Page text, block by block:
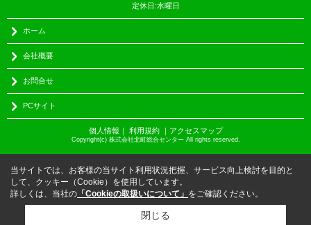
定休日:水曜日
ホーム
会社概要
お問合せ
PCサイト
個人情報 ｜ 利用規約｜ アクセスマップ
Copyright(c) 株式会社北町総合センター All rights reserved.
当サイトでは、お客様の当サイト利用状況把握、サービス向上検討を目的と
して、クッキー（Cookie）を使用しています。
詳しくは、当社の 「Cookieの取扱いについて」 をご確認ください。
閉じる